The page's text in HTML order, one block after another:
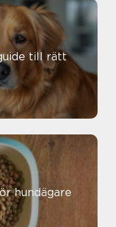
till rätt
hundägare